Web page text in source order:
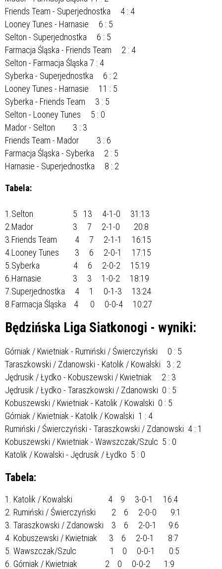
Friends Team - Superjednostka 4 : 4
Looney Tunes - Harnasie 6 : 5
Selton - Superjednostka 6 : 5
Farmacja Śląska - Friends Team 2 : 4
Selton - Farmacja Śląska 7 : 4
Syberka - Superjednostka 6 : 2
Looney Tunes - Harnasie 11 : 5
Syberka - Friends Team 3 : 5
Selton - Looney Tunes 5 : 0
Mador - Selton 3 : 3
Friends Team - Mador 3 : 6
Farmacja Śląska - Syberka 2 : 5
Harnasie - Superjednostka 8 : 2
Tabela:
1.Selton 5 13 4-1-0 31:13
2.Mador 3 7 2-1-0 20:8
3.Friends Team 4 7 2-1-1 16:15
4.Looney Tunes 3 6 2-0-1 17:15
5.Syberka 4 6 2-0-2 15:19
6.Harnasie 3 3 1-0-2 18:19
7.Superjednostka 4 1 0-1-3 13:24
8.Farmacja Śląska 4 0 0-0-4 10:27
Będzińska Liga Siatkonogi - wyniki:
Górniak / Kwietniak - Rumiński / Świerczyński 0 : 5
Taraszkowski / Zdanowski - Katolik / Kowalski 3 : 2
Jędrusik / Łydko - Kobuszewski / Kwietniak 2 : 3
Jędrusik / Łydko - Taraszkowski / Zdanowski 0 : 5
Kobuszewski / Kwietniak - Katolik / Kowalski 0 : 5
Górniak / Kwietniak - Katolik / Kowalski 1 : 4
Rumiński / Świerczyński - Taraszkowski / Zdanowski 4 : 1
Kobuszewski / Kwietniak - Wawszczak/Szulc 5 : 0
Katolik / Kowalski - Jędrusik / Łydko 5 : 0
Tabela:
1. Katolik / Kowalski 4 9 3-0-1 16:4
2. Rumiński / Świerczyński 2 6 2-0-0 9:1
3. Taraszkowski / Zdanowski 3 6 2-0-1 9:6
4. Kobuszewski / Kwietniak 3 6 2-0-1 8:7
5. Wawszczak/Szulc 1 0 0-0-1 0:5
6. Górniak / Kwietniak 2 0 0-0-2 1:9